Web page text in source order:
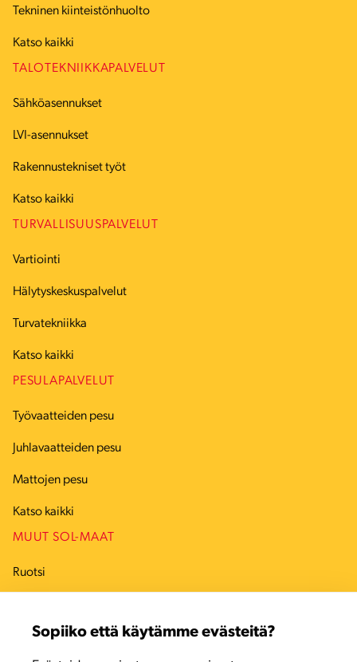
Sopiiko että käytämme evästeitä?
Tekninen kiinteistönhuolto
Katso kaikki
TALOTEKNIIKKAPALVELUT
Sähköasennukset
LVI-asennukset
Rakennustekniset työt
Katso kaikki
TURVALLISUUSPALVELUT
Vartiointi
Hälytyskeskuspalvelut
Turvatekniikka
Katso kaikki
PESULAPALVELUT
Työvaatteiden pesu
Juhlavaatteiden pesu
Mattojen pesu
Katso kaikki
MUUT SOL-MAAT
Ruotsi
Viro